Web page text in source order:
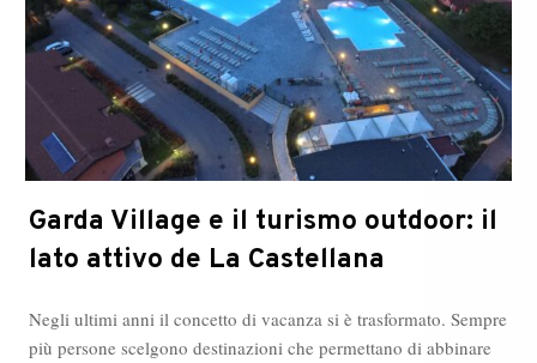
Garda Village e il turismo outdoor: il
lato attivo de La Castellana
Negli ultimi anni il concetto di vacanza si è trasformato. Sempre
più persone scelgono destinazioni che permettano di abbinare